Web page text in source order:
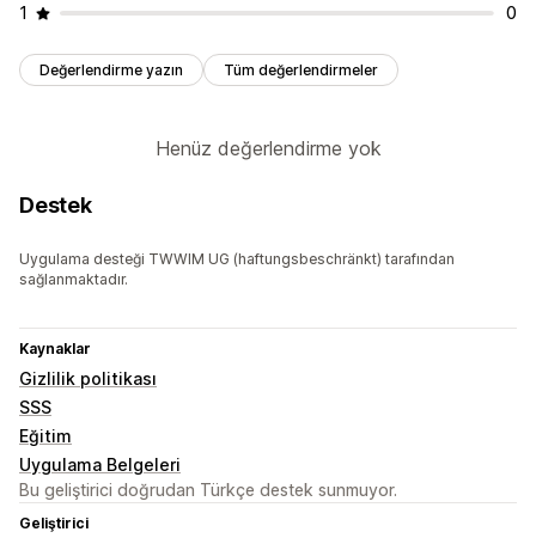
1 0
Değerlendirme yazın Tüm değerlendirmeler
Henüz değerlendirme yok
Destek
Uygulama desteği TWWIM UG (haftungsbeschränkt) tarafından
sağlanmaktadır.
Kaynaklar
Gizlilik politikası
SSS
Eğitim
Uygulama Belgeleri
Bu geliştirici doğrudan Türkçe destek sunmuyor.
Geliştirici